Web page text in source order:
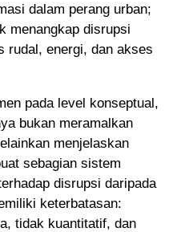
dalam perang urban;
menangkap disrupsi
rudal, energi, dan akses
pada level konseptual,
bukan meramalkan
menjelaskan
sebagian sistem
disrupsi daripada
keterbatasan:
tidak kuantitatif, dan